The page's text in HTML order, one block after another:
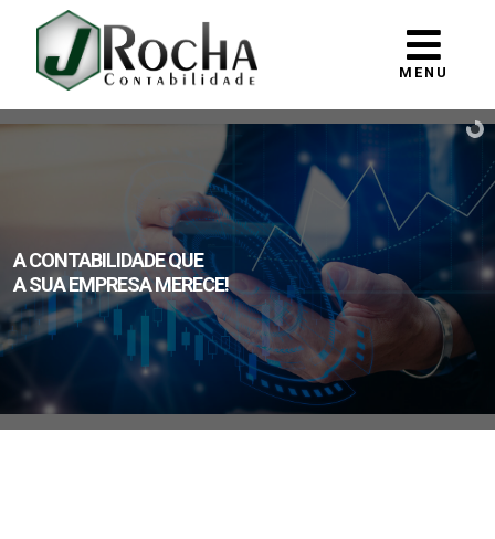
MENU
A CONTABILIDADE QUE
A SUA EMPRESA MERECE!